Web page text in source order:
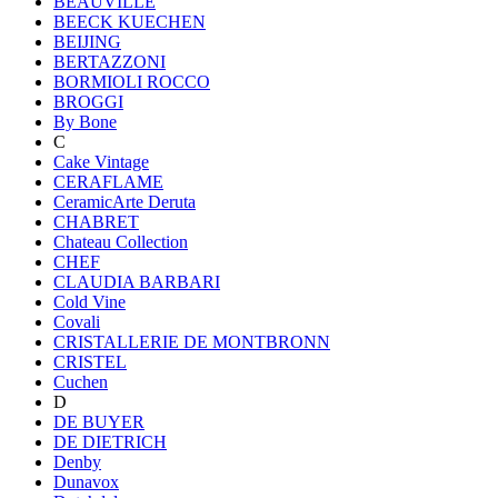
BEECK KUECHEN
BEIJING
BERTAZZONI
BORMIOLI ROCCO
BROGGI
By Bone
C
Cake Vintage
CERAFLAME
CeramicArte Deruta
CHABRET
Chateau Collection
CHEF
CLAUDIA BARBARI
Cold Vine
Covali
CRISTALLERIE DE MONTBRONN
CRISTEL
Cuchen
D
DE BUYER
DE DIETRICH
Denby
Dunavox